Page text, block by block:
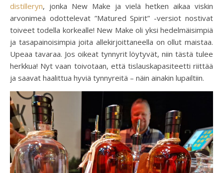
distilleryn, jonka New Make ja vielä hetken aikaa viskin
arvonimeä odottelevat ”Matured Spirit” -versiot nostivat
toiveet todella korkealle! New Make oli yksi hedelmäisimpiä
ja tasapainoisimpia joita allekirjoittaneella on ollut maistaa.
Upeaa tavaraa. Jos oikeat tynnyrit löytyvät, niin tästä tulee
herkkua! Nyt vaan toivotaan, että tislauskapasiteetti riittää
ja saavat haalittua hyviä tynnyreitä – näin ainakin lupailtiin.